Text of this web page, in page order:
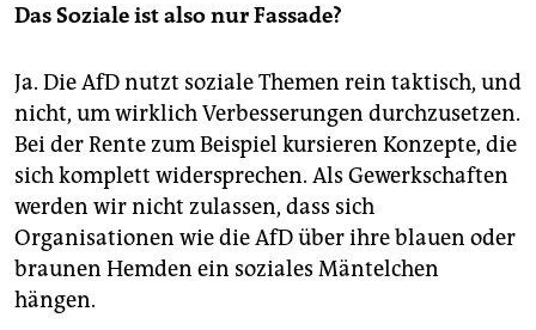
Das Soziale ist also nur Fassade?
Ja. Die AfD nutzt soziale Themen rein taktisch, und
nicht, um wirklich Verbesserungen durchzusetzen.
Bei der Rente zum Beispiel kursieren Konzepte, die
sich komplett widersprechen. Als Gewerkschaften
werden wir nicht zulassen, dass sich
Organisationen wie die AfD über ihre blauen oder
braunen Hemden ein soziales Mäntelchen
hängen.